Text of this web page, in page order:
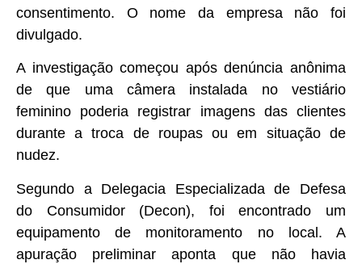
consentimento. O nome da empresa não foi
divulgado.
A investigação começou após denúncia anônima
de que uma câmera instalada no vestiário
feminino poderia registrar imagens das clientes
durante a troca de roupas ou em situação de
nudez.
Segundo a Delegacia Especializada de Defesa
do Consumidor (Decon), foi encontrado um
equipamento de monitoramento no local. A
apuração preliminar aponta que não havia